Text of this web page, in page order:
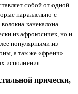
собой от одной
параллельно с
канекалона.
из афрокосичек, но и
популярными из
а так же «френч»
исполнения.
прически,